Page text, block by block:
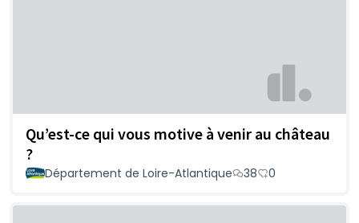
Qu’est-ce qui vous motive à venir au château
?
Département de Loire-Atlantique 38 0